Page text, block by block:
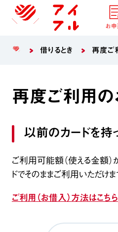
お申
借りるとき 再度ご
再度ご利用
以前のカードを持
ご利用可能額（使える金額）
ドでそのままご利用いただけま
ご利用（お借入）方法はこちら